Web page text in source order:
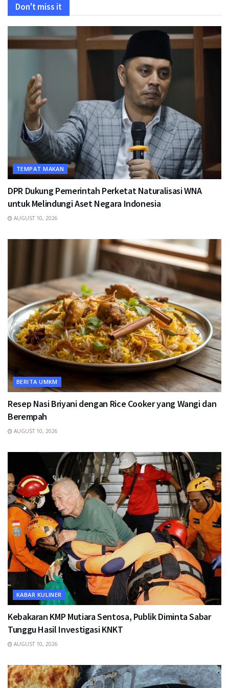
Don't miss it
TEMPAT MAKAN
DPR Dukung Pemerintah Perketat Naturalisasi WNA
untuk Melindungi Aset Negara Indonesia
AUGUST 10, 2026
BERITA UMKM
Resep Nasi Briyani dengan Rice Cooker yang Wangi dan
Berempah
AUGUST 10, 2026
KABAR KULINER
Kebakaran KMP Mutiara Sentosa, Publik Diminta Sabar
Tunggu Hasil Investigasi KNKT
AUGUST 10, 2026